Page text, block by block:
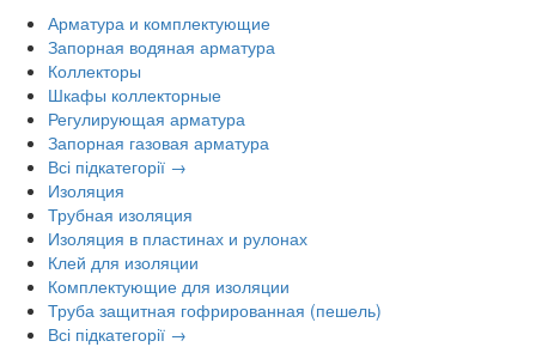
Арматура и комплектующие
Запорная водяная арматура
Коллекторы
Шкафы коллекторные
Регулирующая арматура
Запорная газовая арматура
Всі підкатегорії →
Изоляция
Трубная изоляция
Изоляция в пластинах и рулонах
Клей для изоляции
Комплектующие для изоляции
Труба защитная гофрированная (пешель)
Всі підкатегорії →